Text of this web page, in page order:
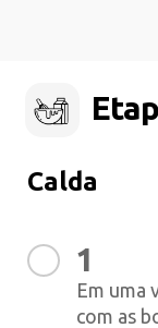
Calda
1
Em uma
com as